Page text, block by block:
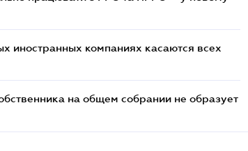
иностранных компаниях касаются всех
на общем собрании не образует